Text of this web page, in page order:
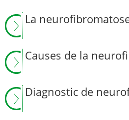
La
Causes de la
Diagnostic de